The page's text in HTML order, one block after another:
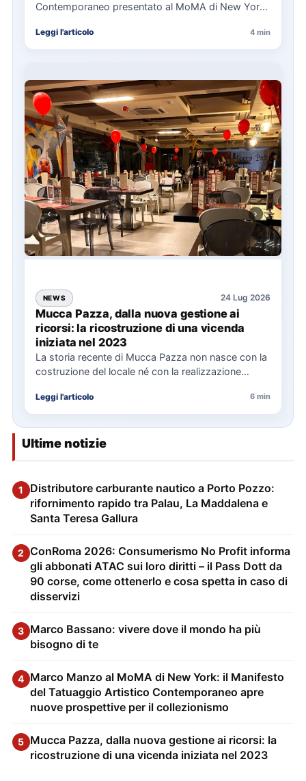
Contemporaneo presentato al MoMA di New York
Leggi l'articolo 4 min
NEWS 24 Lug 2026
Mucca Pazza, dalla nuova gestione ai
ricorsi: la ricostruzione di una vicenda
iniziata nel 2023
La storia recente di Mucca Pazza non nasce con la
costruzione del locale né con la realizzazione
Leggi l'articolo 6 min
Ultime notizie
1
Distributore carburante nautico a Porto Pozzo:
rifornimento rapido tra Palau, La Maddalena e
Santa Teresa Gallura
2 ConRoma 2026: Consumerismo No Profit informa
gli abbonati ATAC sui loro diritti – il Pass Dott da
90 corse, come ottenerlo e cosa spetta in caso di
disservizi
3 Marco Bassano: vivere dove il mondo ha più
bisogno di te
4 Marco Manzo al MoMA di New York: il Manifesto
del Tatuaggio Artistico Contemporaneo apre
nuove prospettive per il collezionismo
5 Mucca Pazza, dalla nuova gestione ai ricorsi: la
ricostruzione di una vicenda iniziata nel 2023